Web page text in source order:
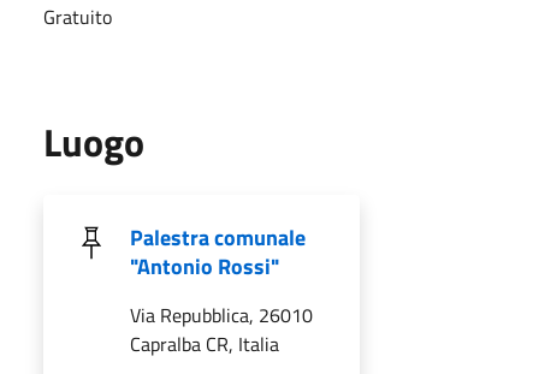
Gratuito
Luogo
Palestra comunale
"Antonio Rossi"
Via Repubblica, 26010
Capralba CR, Italia